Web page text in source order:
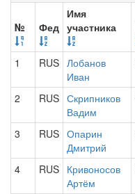
№ Фед
Имя
участника
1
RUS Лобанов
Иван
2 RUS Скрипников
Вадим
3 RUS Опарин
Дмитрий
4 RUS Кривоносов
Артём